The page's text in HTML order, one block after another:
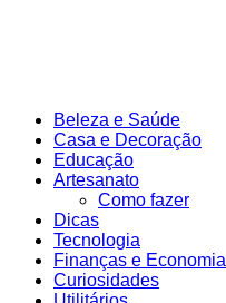
Beleza e Saúde
Casa e Decoração
Educação
Artesanato
Como fazer
Dicas
Tecnologia
Finanças e Economia
Curiosidades